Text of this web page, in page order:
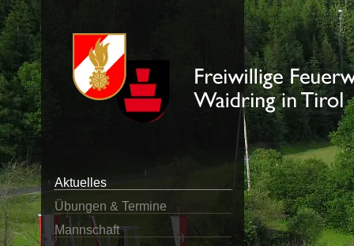
Aktuelles
Übungen & Termine
Mannschaft